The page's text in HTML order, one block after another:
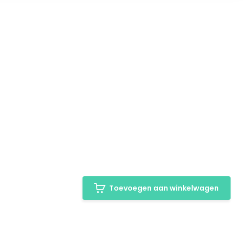
Toevoegen aan winkelwagen